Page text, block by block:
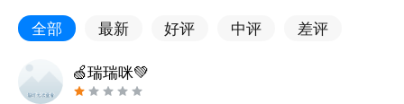
全部 最新 好评 中评 差评
🍏瑞瑞咪💚